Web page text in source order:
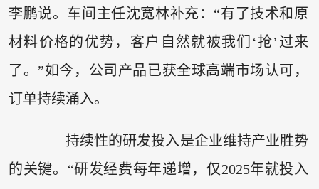
李鹏说。车间主任沈宽林补充：“有了技术和原
材料价格的优势，客户自然就被我们‘抢’过来
了。”如今，公司产品已获全球高端市场认可，
订单持续涌入。
持续性的研发投入是企业维持产业胜势
的关键。“研发经费每年递增，仅2025年就投入